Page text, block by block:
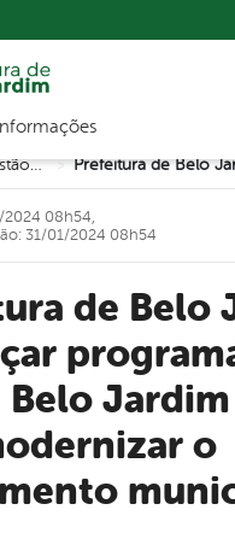
de navegação
Sec. de Gestão Pública >
Belo
o
2024 08h54,
31/01/2024 08h54